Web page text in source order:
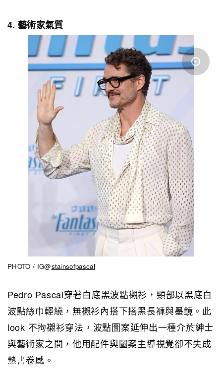
4. 藝術家氣質
PHOTO / IG@stainsofpascal
Pedro Pascal穿著白底黑波點襯衫，頸部以黑底白
波點絲巾輕繞，無襯衫內搭下搭黑長褲與墨鏡。此
look 不拘襯衫穿法，波點圖案延伸出一種介於紳士
與藝術家之間，他用配件與圖案主導視覺卻不失成
熟書卷感。